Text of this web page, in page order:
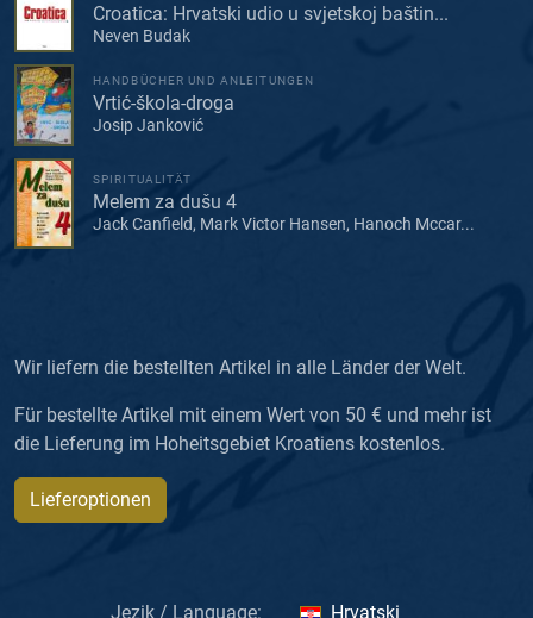
Croatica: Hrvatski udio u svjetskoj baštin...
Neven Budak
HANDBÜCHER UND ANLEITUNGEN
Vrtić-škola-droga
Josip Janković
SPIRITUALITÄT
Melem za dušu 4
Jack Canfield, Mark Victor Hansen, Hanoch Mccar...
Wir liefern die bestellten Artikel in alle Länder der Welt.
Für bestellte Artikel mit einem Wert von 50 € und mehr ist
die Lieferung im Hoheitsgebiet Kroatiens kostenlos.
Lieferoptionen
Jezik / Language: Hrvatski